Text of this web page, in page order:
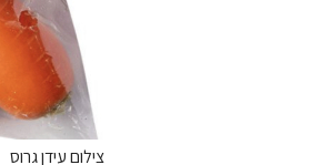
צילום עידן גרוס